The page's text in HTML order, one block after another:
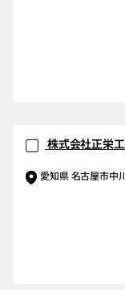
株式会社正栄
愛知県 名古屋市中